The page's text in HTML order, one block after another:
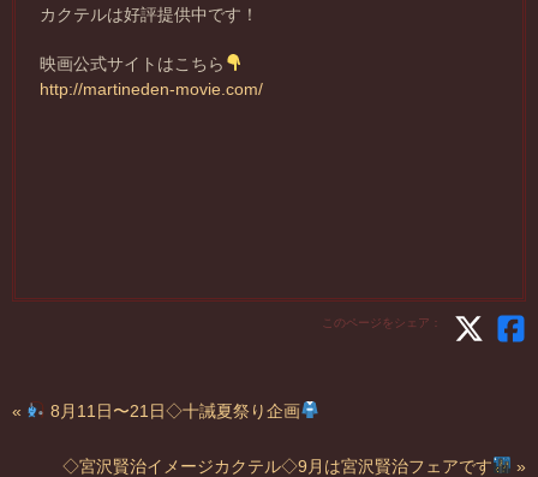
カクテルは好評提供中です！
映画公式サイトはこちら
http://martineden-movie.com/
このページをシェア：
« 8月11日〜21日◇十誡夏祭り企画
◇宮沢賢治イメージカクテル◇9月は宮沢賢治フェアです »